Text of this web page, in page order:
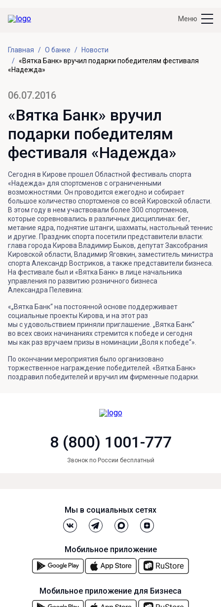
Меню
Главная О банке
Новости
«Вятка Банк» вручил подарки победителям фестиваля
«Надежда»
06.07.2016
«Вятка Банк» вручил
подарки победителям
фестиваля «Надежда»
Сегодня в Кирове прошел Областной фестиваль спорта
«Надежда» для спортсменов с ограниченными
возможностями. Он проводится ежегодно и собирает
большое количество спортсменов со всей Кировской области.
В этом году в нем участвовали более 300 спортсменов,
которые соревновались в различных дисциплинах: бег,
метание ядра, поднятие штанги, шахматы, настольный теннис
и другие. Праздник спорта посетили представители власти:
глава города Кирова Владимир Быков, депутат Заксобрания
Кировской области, Владимир Яговкин, заместитель министра
спорта Александр Востриков, а также представители бизнеса.
На фестивале был и «Вятка Банк» в лице начальника
управления по развитию розничного бизнеса
Александра Пелевина:
«„Вятка Банк“ на постоянной основе поддерживает
социальные проекты Кирова, и на этот раз
мы с удовольствием приняли приглашение. „Вятка Банк“
во всех своих начинаниях стремится к победе и сегодня
мы как раз вручаем призы в номинации „Воля к победе“».
По окончании мероприятия было организовано
торжественное награждение победителей. «Вятка Банк»
поздравил победителей и вручил им фирменные подарки.
8 (800) 1001-777
Звонок по России бесплатный
Мы в социальных сетях
Мобильное приложение
Мобильное приложение для Бизнеса